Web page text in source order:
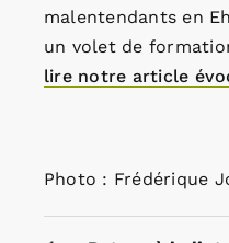
malentendants en
un volet de
lire notre article
Photo : Frédérique